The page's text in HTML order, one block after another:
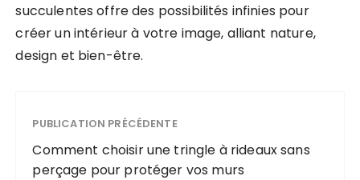
succulentes offre des possibilités infinies pour
créer un intérieur à votre image, alliant nature,
design et bien-être.
PUBLICATION PRÉCÉDENTE
Comment choisir une tringle à rideaux sans
perçage pour protéger vos murs